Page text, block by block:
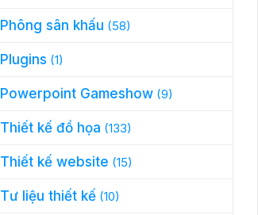
Phông sân khấu (58)
Plugins (1)
Powerpoint Gameshow(9)
Thiết kế đồ họa (133)
Thiết kế website (15)
Tư liệu thiết kế(10)